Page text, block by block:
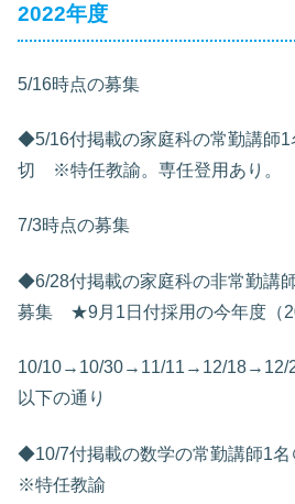
2022年度
5/16時点の募集
◆5/16付掲載の家庭科の常勤講師1
切 ※特任教諭。専任登用あり。
7/3時点の募集
◆6/28付掲載の家庭科の非常勤講
募集 ★9月1日付採用の今年度（
10/10→10/30→11/11→12/18→12/
以下の通り
◆10/7付掲載の数学の常勤講師1
※特任教諭